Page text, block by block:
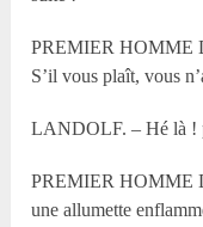
PREMIER HOMME
S’il vous plaît, vous
LANDOLF. – Hé là !
PREMIER HOMME
une allumette